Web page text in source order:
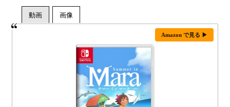
Amazon で見る ▶